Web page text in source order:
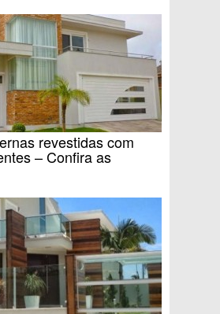
revestidas com
– Confira as